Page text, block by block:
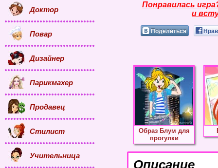
Понравилась
и
Поделиться
Образ Блум для
прогулки
Доктор
Повар
Дизайнер
Парикмахер
Продавец
Стилист
Учительница